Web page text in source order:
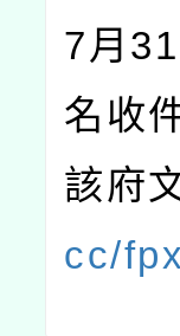
7月 31
名收
該府
cc/